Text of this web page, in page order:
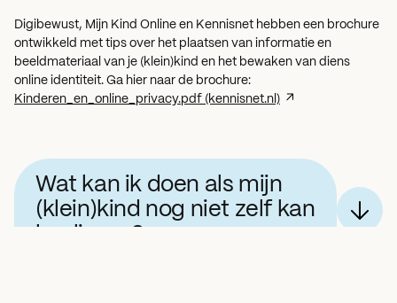
Digibewust, Mijn Kind Online en Kennisnet hebben een brochure
ontwikkeld met tips over het plaatsen van informatie en
beeldmateriaal van je (klein)kind en het bewaken van diens
online identiteit. Ga hier naar de brochure:
Kinderen_en_online_privacy.pdf (kennisnet.nl)
Wat kan ik doen als mijn
(klein)kind nog niet zelf kan